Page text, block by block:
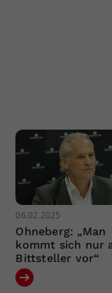
06.02.2025
Ohneberg: „Man
kommt sich nur
Bittsteller vor“